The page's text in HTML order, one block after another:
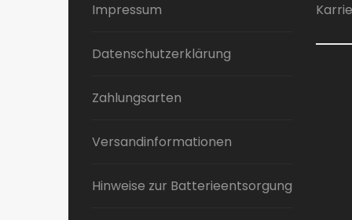
Impressum
Datenschutzerklärung
Zahlungsarten
Versandinformationen
Hinweise zur Batterieentsorgung